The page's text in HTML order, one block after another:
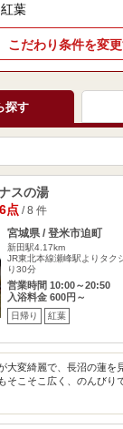
紅葉
こだわり条件を変
探す
スの湯
点/ 8 件
宮城県 / 登米市迫町
新田駅4.17km
JR東北本線瀬峰駅よりタク
り30分
営業時間 10:00～20:50
入浴料金 600円～
日帰り 紅葉
大変綺麗で、長沼の蓮を
そこそこ広く、のんびり